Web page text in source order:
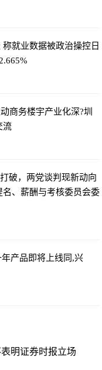
就业数据被政治操控日
商务楼宇产业化深?圳
流
破，两党谈判现新动向
、薪酬与考核委员会委
产品即将上线同,兴
明证券时报立场